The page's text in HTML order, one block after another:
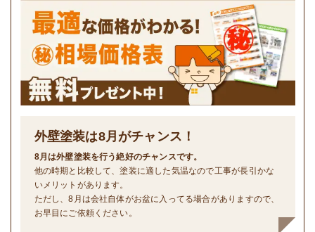
外壁塗装は8月がチャンス！
8月は外壁塗装を行う絶好のチャンスです。
他の時期と比較して、塗装に適した気温なので工事が長引かな
いメリットがあります。
ただし、8月は会社自体がお盆に入ってる場合がありますので、
お早目にご依頼ください。